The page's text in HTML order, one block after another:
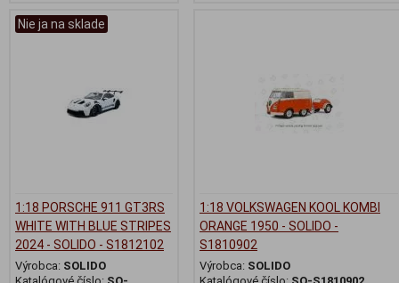
Nie ja na sklade
1:18 PORSCHE 911 GT3RS
WHITE WITH BLUE STRIPES
2024 - SOLIDO - S1812102
Výrobca: SOLIDO
1:18 VOLKSWAGEN KOOL KOMBI
ORANGE 1950 - SOLIDO -
S1810902
Výrobca: SOLIDO